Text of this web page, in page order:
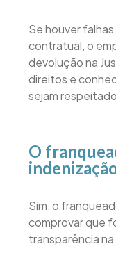
Se houver
contratual, o
devolução na
direitos e
sejam
O
Sim, o
comprovar que
transparência na